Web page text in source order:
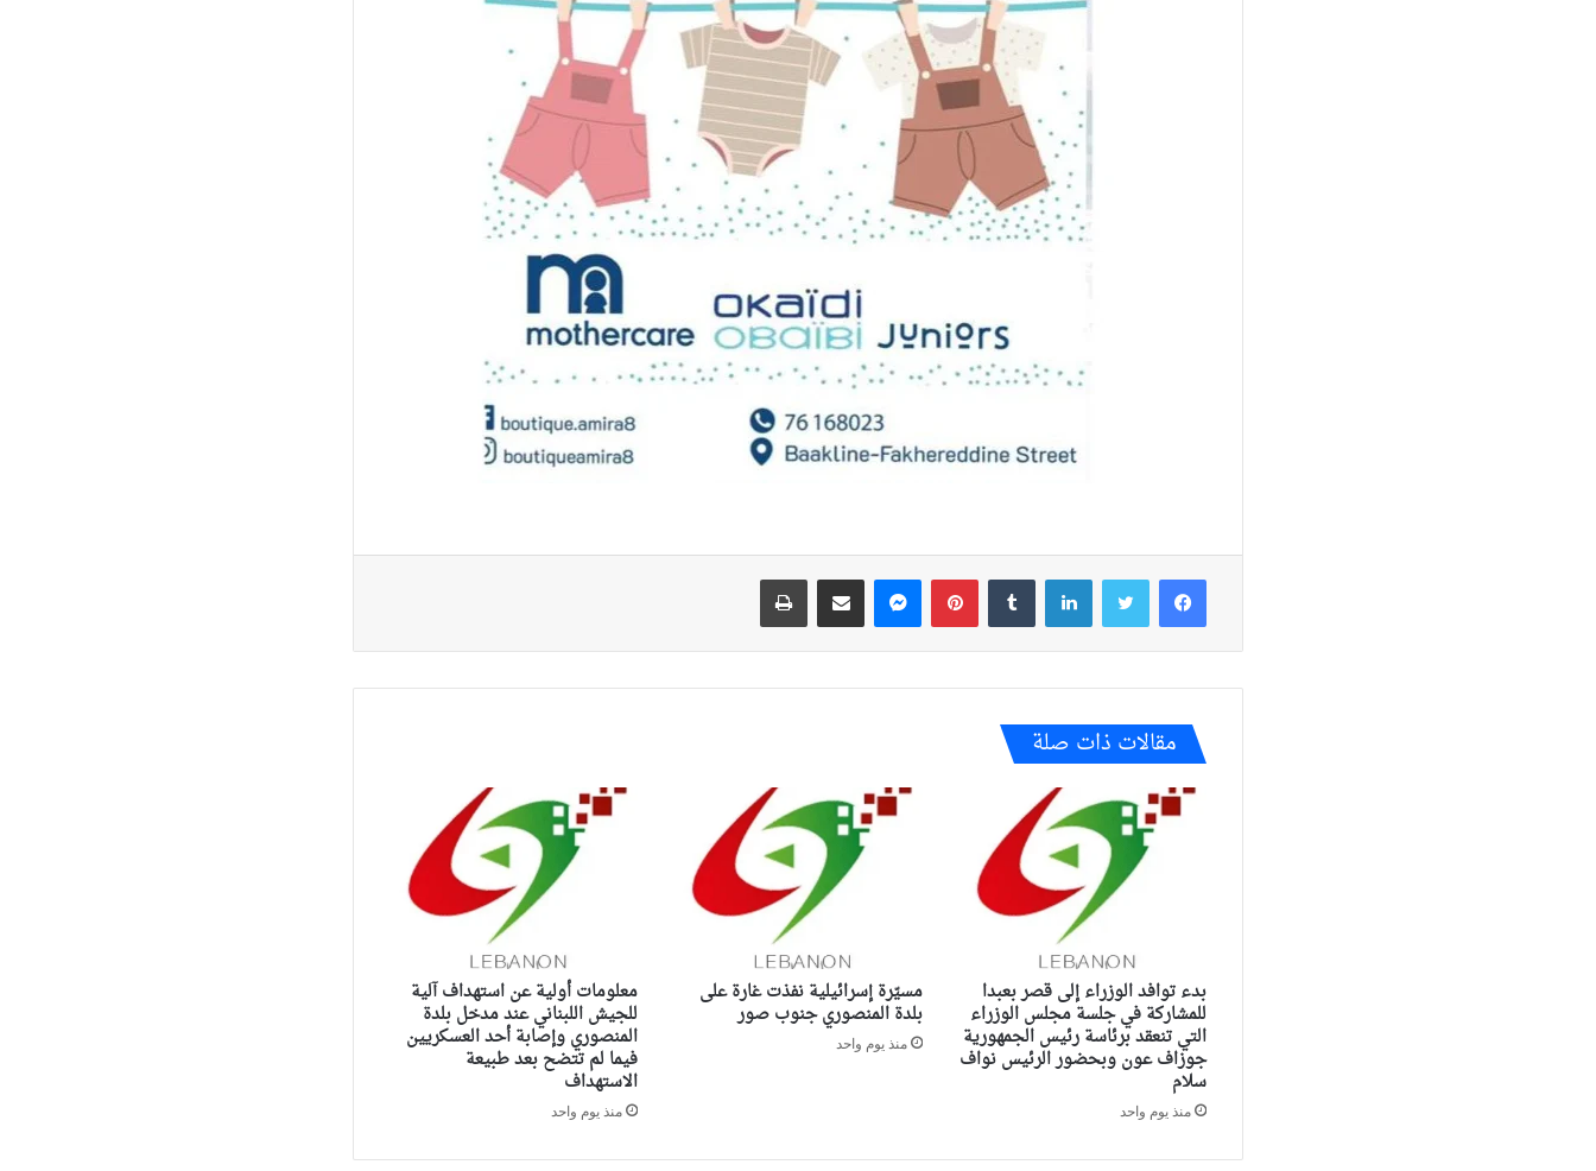
فيسبوك تويتر لينكدإن بينتيريستماسنجر مشاركة عبر البريد طباعة
مقالات ذات صلة
بدء توافد الوزراء إلى قصر بعبدا
للمشاركة في جلسة مجلس الوزراء
التي تنعقد برئاسة رئيس الجمهورية
جوزاف عون وبحضور الرئيس نواف
سلام
منذ يوم واحد
مسيّرة إسرائيلية نفذت غارة على
بلدة المنصوري جنوب صور
منذ يوم واحد
معلومات أولية عن استهداف آلية
للجيش اللبناني عند مدخل بلدة
المنصوري وإصابة أحد العسكريين
فيما لم تتضح بعد طبيعة
الاستهداف
منذ يوم واحد